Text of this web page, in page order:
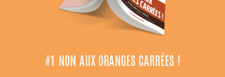
#1 NON AUX ORANGES CARRÉES !